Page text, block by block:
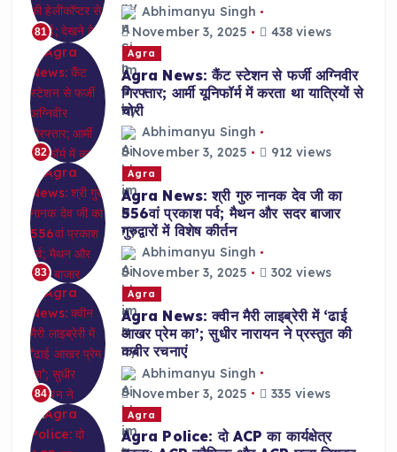
81
Abhimanyu Singh
November 3, 2025
438 views
82
Agra
Agra News: कैंट स्टेशन से फर्जी अग्निवीर
गिरफ्तार; आर्मी यूनिफॉर्म में करता था यात्रियों से
चोरी
Abhimanyu Singh
November 3, 2025
912 views
83
Agra
Agra News: श्री गुरु नानक देव जी का
556वां प्रकाश पर्व; मैथन और सदर बाजार
गुरुद्वारों में विशेष कीर्तन
Abhimanyu Singh
November 3, 2025
302 views
84
Agra
Agra News: क्वीन मैरी लाइब्रेरी में ‘ढाई
आखर प्रेम का’; सुधीर नारायन ने प्रस्तुत की
कबीर रचनाएं
Abhimanyu Singh
November 3, 2025
335 views
Agra
Agra Police: दो ACP का कार्यक्षेत्र